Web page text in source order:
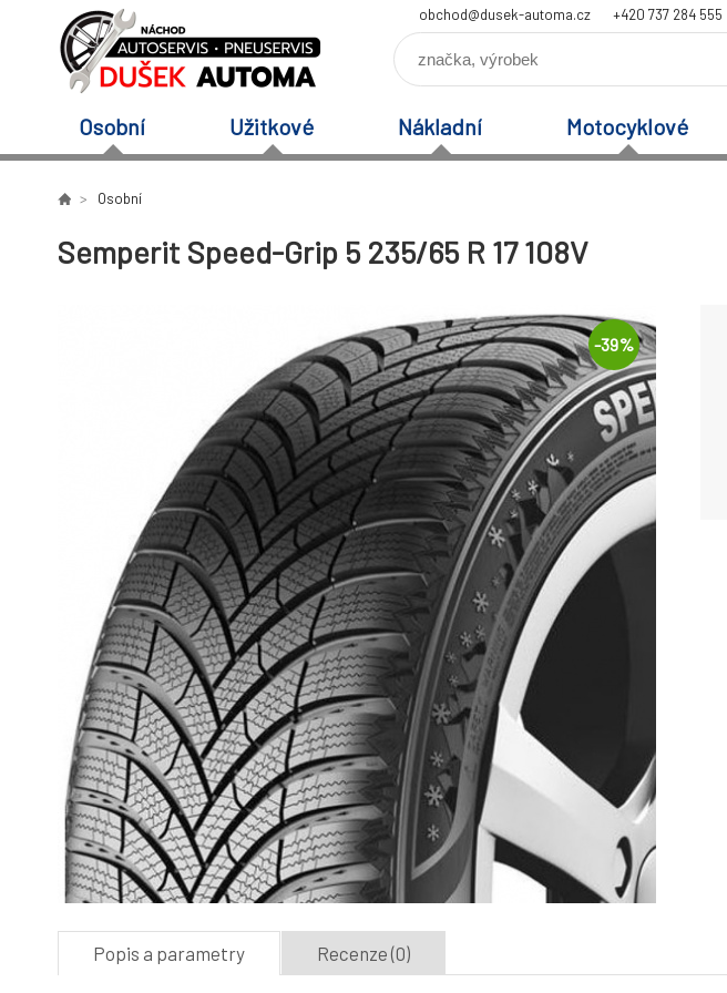
obchod@dusek-automa.cz +420 737 284 555
Osobní Užitkové Nákladní Motocyklové
Osobní
Semperit Speed-Grip 5 235/65 R 17 108V
-39%
Popis a parametry Recenze (0)